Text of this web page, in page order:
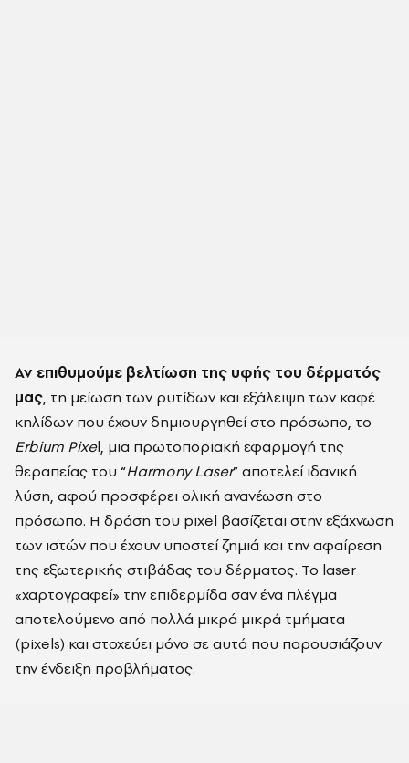
Αν επιθυμούμε βελτίωση της υφής του δέρματός
μας, τη μείωση των ρυτίδων και εξάλειψη των καφέ
κηλίδων που έχουν δημιουργηθεί στο πρόσωπο, το
Erbium Pixel, μια πρωτοποριακή εφαρμογή της
θεραπείας του “Harmony Laser” αποτελεί ιδανική
λύση, αφού προσφέρει ολική ανανέωση στο
πρόσωπο. H δράση του pixel βασίζεται στην εξάχνωση
των ιστών που έχουν υποστεί ζημιά και την αφαίρεση
της εξωτερικής στιβάδας του δέρματος. Το laser
«χαρτογραφεί» την επιδερμίδα σαν ένα πλέγμα
αποτελούμενο από πολλά μικρά μικρά τμήματα
(pixels) και στοχεύει μόνο σε αυτά που παρουσιάζουν
την ένδειξη προβλήματος.